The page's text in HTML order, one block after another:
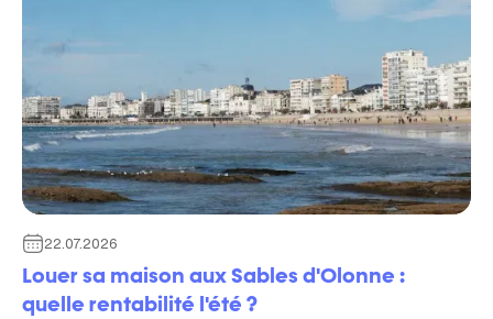
22.07.2026
Louer sa maison aux Sables d'Olonne :
quelle rentabilité l'été ?